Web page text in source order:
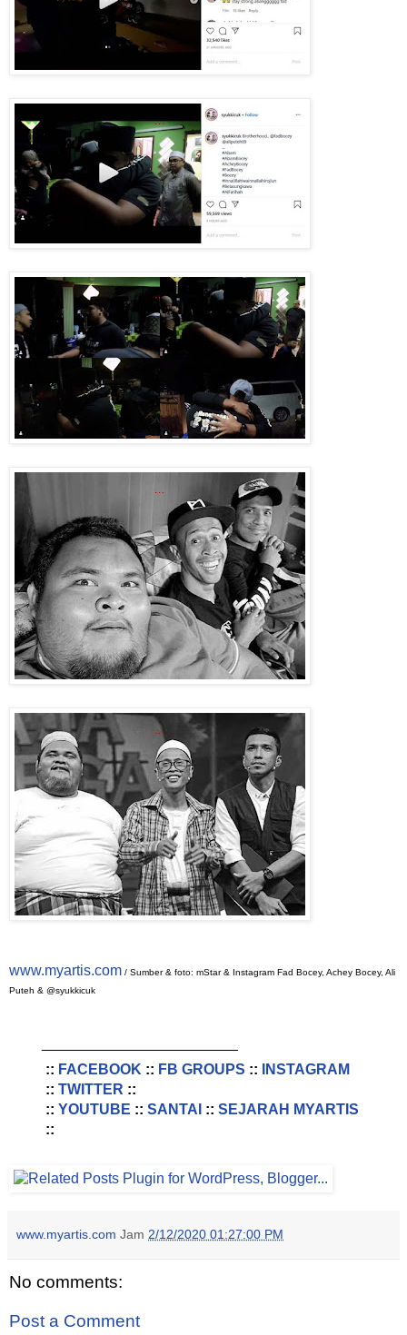
www.myartis.com / Sumber & foto: mStar & Instagram Fad Bocey, Achey Bocey, Ali
Puteh & @syukkicuk
:: FACEBOOK :: FB GROUPS ::
INSTAGRAM
:: TWITTER ::
:: YOUTUBE :: SANTAI :: SEJARAH MYARTIS
::
www.myartis.com Jam 2/12/2020 01:27:00 PM
No comments:
Post a Comment